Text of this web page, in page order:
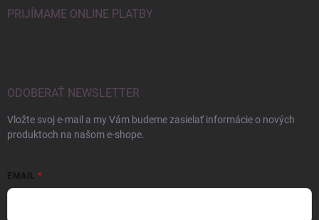
PRIJÍMAME ONLINE PLATBY
ODOBERAŤ NEWSLETTER
Vložte svoj e-mail a my Vám budeme zasielať informácie o nových
produktoch na našom e-shope.
EMAIL